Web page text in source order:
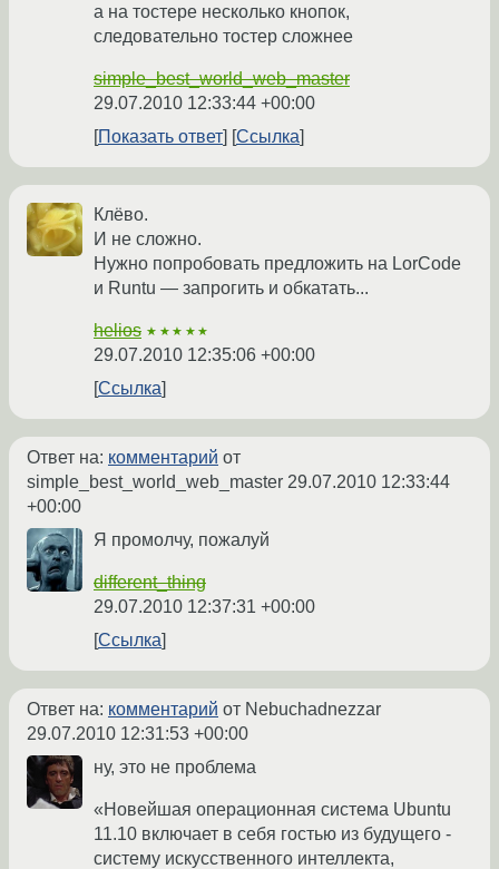
а на тостере несколько кнопок,
следовательно тостер сложнее
simple_best_world_web_master
29.07.2010 12:33:44 +00:00
Показать ответ
Ссылка
Клёво.
И не сложно.
Нужно попробовать предложить на LorCode
и Runtu — запрогить и обкатать...
helios ★★★★★
29.07.2010 12:35:06 +00:00
Ссылка
Ответ на: комментарий от
simple_best_world_web_master 29.07.2010 12:33:44
+00:00
Я промолчу, пожалуй
different_thing
29.07.2010 12:37:31 +00:00
Ссылка
Ответ на: комментарий от Nebuchadnezzar
29.07.2010 12:31:53 +00:00
ну, это не проблема
«Новейшая операционная система Ubuntu
11.10 включает в себя гостью из будущего -
систему искусственного интеллекта,